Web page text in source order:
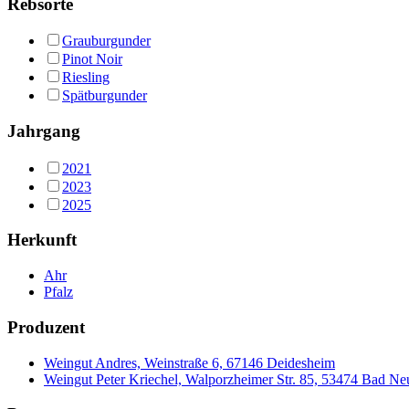
Grauburgunder
Pinot Noir
Riesling
Spätburgunder
Jahrgang
2021
2023
2025
Herkunft
Ahr
Pfalz
Produzent
Weingut Andres, Weinstraße 6, 67146 Deidesheim
Weingut Peter Kriechel, Walporzheimer Str. 85, 53474 Bad